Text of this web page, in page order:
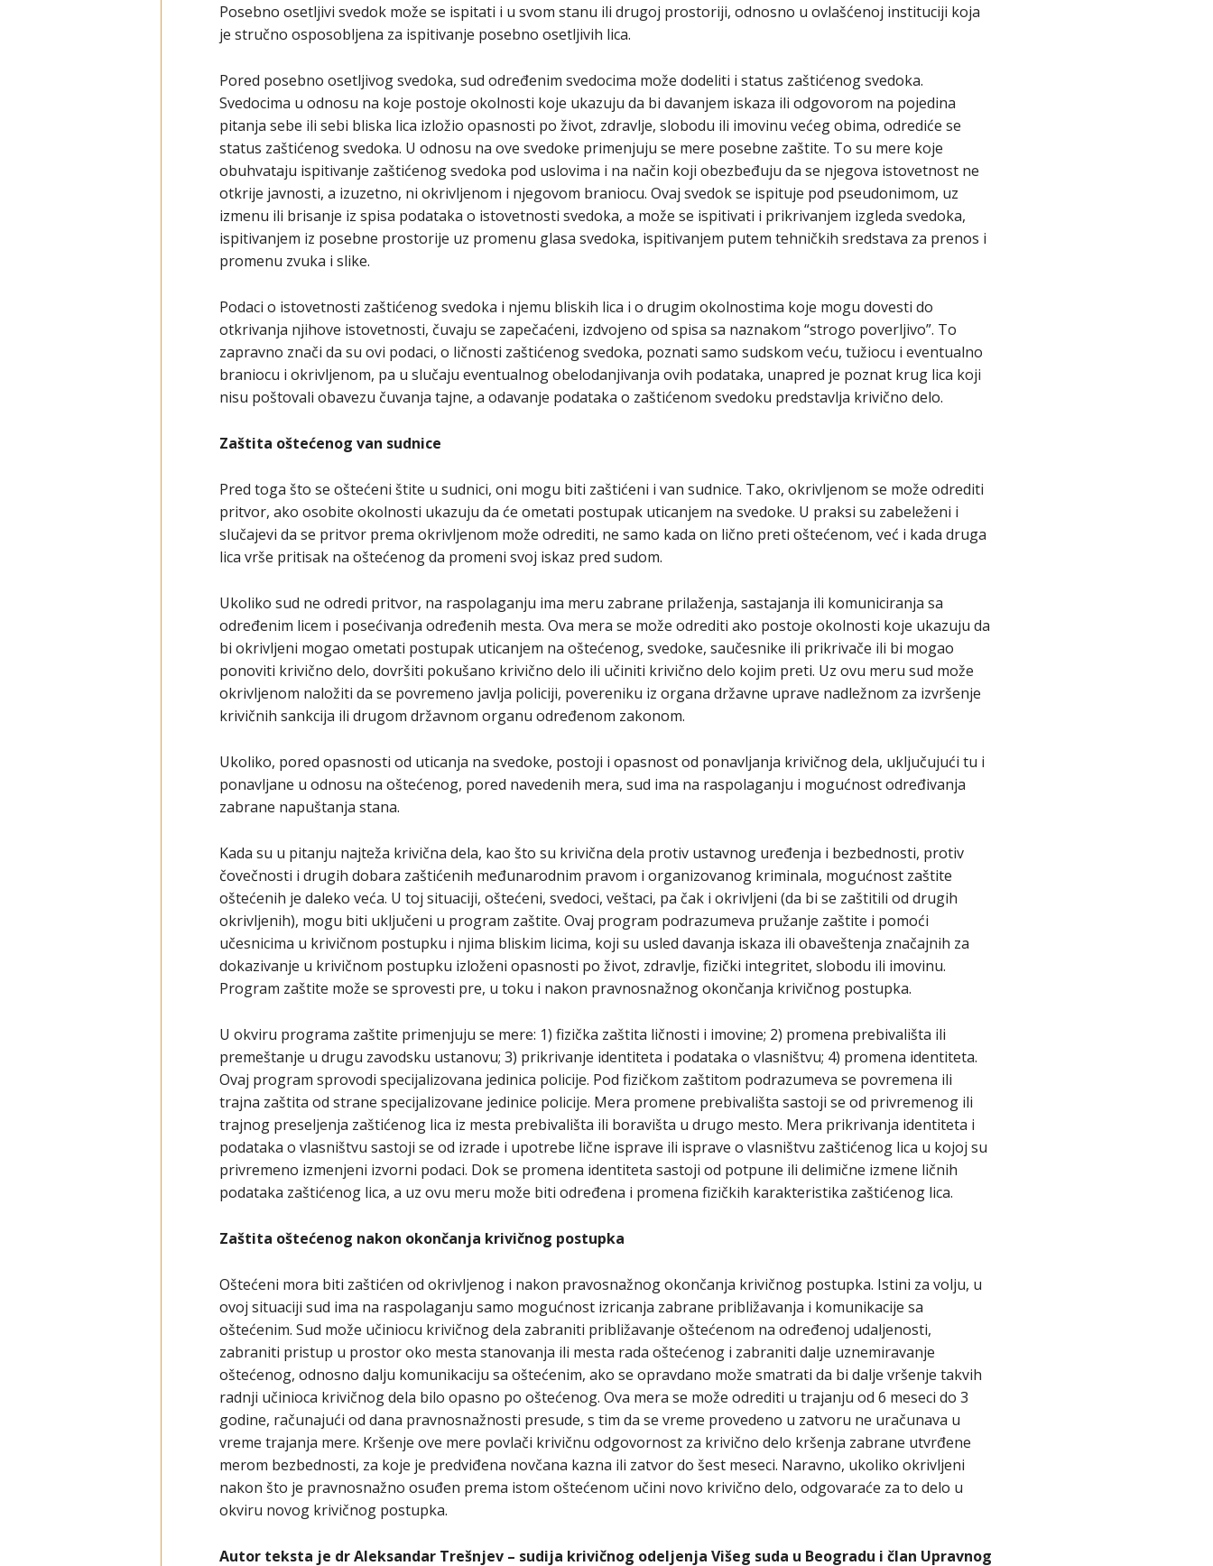
Posebno osetljivi svedok može se ispitati i u svom stanu ili drugoj prostoriji, odnosno u ovlašćenoj instituciji koja
je stručno osposobljena za ispitivanje posebno osetljivih lica.
Pored posebno osetljivog svedoka, sud određenim svedocima može dodeliti i status zaštićenog svedoka.
Svedocima u odnosu na koje postoje okolnosti koje ukazuju da bi davanjem iskaza ili odgovorom na pojedina
pitanja sebe ili sebi bliska lica izložio opasnosti po život, zdravlje, slobodu ili imovinu većeg obima, odrediće se
status zaštićenog svedoka. U odnosu na ove svedoke primenjuju se mere posebne zaštite. To su mere koje
obuhvataju ispitivanje zaštićenog svedoka pod uslovima i na način koji obezbeđuju da se njegova istovetnost ne
otkrije javnosti, a izuzetno, ni okrivljenom i njegovom braniocu. Ovaj svedok se ispituje pod pseudonimom, uz
izmenu ili brisanje iz spisa podataka o istovetnosti svedoka, a može se ispitivati i prikrivanjem izgleda svedoka,
ispitivanjem iz posebne prostorije uz promenu glasa svedoka, ispitivanjem putem tehničkih sredstava za prenos i
promenu zvuka i slike.
Podaci o istovetnosti zaštićenog svedoka i njemu bliskih lica i o drugim okolnostima koje mogu dovesti do
otkrivanja njihove istovetnosti, čuvaju se zapečaćeni, izdvojeno od spisa sa naznakom “strogo poverljivo”. To
zapravno znači da su ovi podaci, o ličnosti zaštićenog svedoka, poznati samo sudskom veću, tužiocu i eventualno
braniocu i okrivljenom, pa u slučaju eventualnog obelodanjivanja ovih podataka, unapred je poznat krug lica koji
nisu poštovali obavezu čuvanja tajne, a odavanje podataka o zaštićenom svedoku predstavlja krivično delo.
Zaštita oštećenog van sudnice
Pred toga što se oštećeni štite u sudnici, oni mogu biti zaštićeni i van sudnice. Tako, okrivljenom se može odrediti
pritvor, ako osobite okolnosti ukazuju da će ometati postupak uticanjem na svedoke. U praksi su zabeleženi i
slučajevi da se pritvor prema okrivljenom može odrediti, ne samo kada on lično preti oštećenom, već i kada druga
lica vrše pritisak na oštećenog da promeni svoj iskaz pred sudom.
Ukoliko sud ne odredi pritvor, na raspolaganju ima meru zabrane prilaženja, sastajanja ili komuniciranja sa
određenim licem i posećivanja određenih mesta. Ova mera se može odrediti ako postoje okolnosti koje ukazuju da
bi okrivljeni mogao ometati postupak uticanjem na oštećenog, svedoke, saučesnike ili prikrivače ili bi mogao
ponoviti krivično delo, dovršiti pokušano krivično delo ili učiniti krivično delo kojim preti. Uz ovu meru sud može
okrivljenom naložiti da se povremeno javlja policiji, povereniku iz organa državne uprave nadležnom za izvršenje
krivičnih sankcija ili drugom državnom organu određenom zakonom.
Ukoliko, pored opasnosti od uticanja na svedoke, postoji i opasnost od ponavljanja krivičnog dela, uključujući tu i
ponavljane u odnosu na oštećenog, pored navedenih mera, sud ima na raspolaganju i mogućnost određivanja
zabrane napuštanja stana.
Kada su u pitanju najteža krivična dela, kao što su krivična dela protiv ustavnog uređenja i bezbednosti, protiv
čovečnosti i drugih dobara zaštićenih međunarodnim pravom i organizovanog kriminala, mogućnost zaštite
oštećenih je daleko veća. U toj situaciji, oštećeni, svedoci, veštaci, pa čak i okrivljeni (da bi se zaštitili od drugih
okrivljenih), mogu biti uključeni u program zaštite. Ovaj program podrazumeva pružanje zaštite i pomoći
učesnicima u krivičnom postupku i njima bliskim licima, koji su usled davanja iskaza ili obaveštenja značajnih za
dokazivanje u krivičnom postupku izloženi opasnosti po život, zdravlje, fizički integritet, slobodu ili imovinu.
Program zaštite može se sprovesti pre, u toku i nakon pravnosnažnog okončanja krivičnog postupka.
U okviru programa zaštite primenjuju se mere: 1) fizička zaštita ličnosti i imovine; 2) promena prebivališta ili
premeštanje u drugu zavodsku ustanovu; 3) prikrivanje identiteta i podataka o vlasništvu; 4) promena identiteta.
Ovaj program sprovodi specijalizovana jedinica policije. Pod fizičkom zaštitom podrazumeva se povremena ili
trajna zaštita od strane specijalizovane jedinice policije. Mera promene prebivališta sastoji se od privremenog ili
trajnog preseljenja zaštićenog lica iz mesta prebivališta ili boravišta u drugo mesto. Mera prikrivanja identiteta i
podataka o vlasništvu sastoji se od izrade i upotrebe lične isprave ili isprave o vlasništvu zaštićenog lica u kojoj su
privremeno izmenjeni izvorni podaci. Dok se promena identiteta sastoji od potpune ili delimične izmene ličnih
podataka zaštićenog lica, a uz ovu meru može biti određena i promena fizičkih karakteristika zaštićenog lica.
Zaštita oštećenog nakon okončanja krivičnog postupka
Oštećeni mora biti zaštićen od okrivljenog i nakon pravosnažnog okončanja krivičnog postupka. Istini za volju, u
ovoj situaciji sud ima na raspolaganju samo mogućnost izricanja zabrane približavanja i komunikacije sa
oštećenim. Sud može učiniocu krivičnog dela zabraniti približavanje oštećenom na određenoj udaljenosti,
zabraniti pristup u prostor oko mesta stanovanja ili mesta rada oštećenog i zabraniti dalje uznemiravanje
oštećenog, odnosno dalju komunikaciju sa oštećenim, ako se opravdano može smatrati da bi dalje vršenje takvih
radnji učinioca krivičnog dela bilo opasno po oštećenog. Ova mera se može odrediti u trajanju od 6 meseci do 3
godine, računajući od dana pravnosnažnosti presude, s tim da se vreme provedeno u zatvoru ne uračunava u
vreme trajanja mere. Kršenje ove mere povlači krivičnu odgovornost za krivično delo kršenja zabrane utvrđene
merom bezbednosti, za koje je predviđena novčana kazna ili zatvor do šest meseci. Naravno, ukoliko okrivljeni
nakon što je pravnosnažno osuđen prema istom oštećenom učini novo krivično delo, odgovaraće za to delo u
okviru novog krivičnog postupka.
Autor teksta je dr Aleksandar Trešnjev – sudija krivičnog odeljenja Višeg suda u Beogradu i član Upravnog